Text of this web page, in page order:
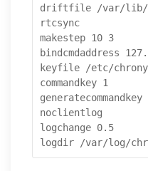
driftfile /var/lib/
rtcsync
makestep 10 3
bindcmdaddress
keyfile /etc/
commandkey 1
generatecommandkey
noclientlog
logchange 0.5
logdir /var/log/